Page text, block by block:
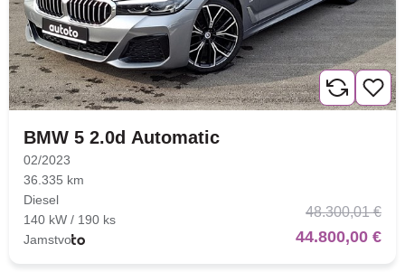
BMW 5 2.0d Automatic
02/2023
36.335 km
Diesel
140 kW / 190 ks
Jamstvo
48.300,01 €
44.800,00 €